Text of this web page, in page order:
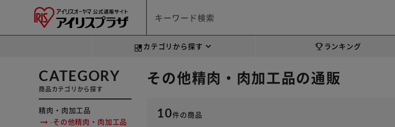
カテゴリから探す ランキング
CATEGORY
商品カテゴリから探す
精肉・肉加工品
その他精肉・肉加工品
その他精肉・肉加工品の通販
10件の商品